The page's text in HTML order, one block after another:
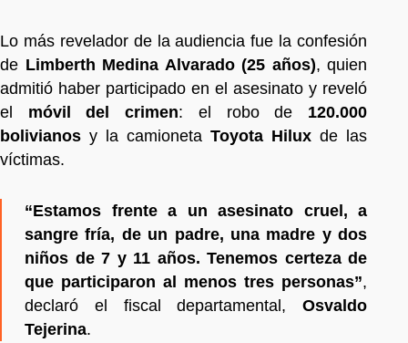
Lo más revelador de la audiencia fue la confesión
de Limberth Medina Alvarado (25 años), quien
admitió haber participado en el asesinato y reveló
el móvil del crimen: el robo de 120.000
bolivianos y la camioneta Toyota Hilux de las
víctimas.
“Estamos frente a un asesinato cruel, a
sangre fría, de un padre, una madre y dos
niños de 7 y 11 años. Tenemos certeza de
que participaron al menos tres personas”,
declaró el fiscal departamental, Osvaldo
Tejerina.